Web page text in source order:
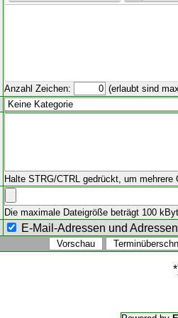
Anzahl Zeichen: (erlaubt sind
Halte STRG/CTRL gedrückt, um mehrere
Die maximale Dateigröße beträgt 100
E-Mail-Adressen und